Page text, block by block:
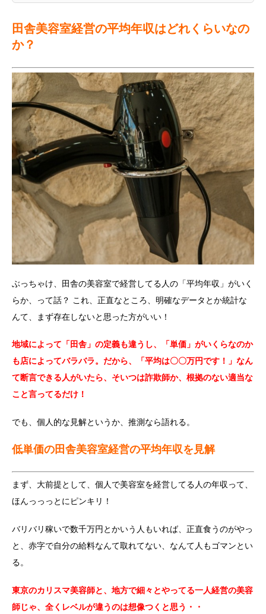
田舎美容室経営の平均年収はどれくらいなの
か？
ぶっちゃけ、田舎の美容室で経営してる人の「平均年収」がいく
らか、って話？ これ、正直なところ、明確なデータとか統計な
んて、まず存在しないと思った方がいい！
地域によって「田舎」の定義も違うし、「単価」がいくらなのか
も店によってバラバラ。だから、「平均は〇〇万円です！」なん
て断言できる人がいたら、そいつは詐欺師か、根拠のない適当な
こと言ってるだけ！
でも、個人的な見解というか、推測なら語れる。
低単価の田舎美容室経営の平均年収を見解
まず、大前提として、個人で美容室を経営してる人の年収って、
ほんっっっとにピンキリ！
バリバリ稼いで数千万円とかいう人もいれば、正直食うのがやっ
と、赤字で自分の給料なんて取れてない、なんて人もゴマンとい
る。
東京のカリスマ美容師と、地方で細々とやってる一人経営の美容
師じゃ、全くレベルが違うのは想像つくと思う・・